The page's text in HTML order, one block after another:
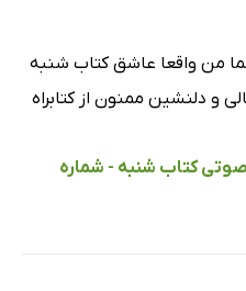
من واقعا عاشق کتاب شنبه
دلنشین ممنون از کتابراه
مجله صوتی کتاب شنبه - شماره